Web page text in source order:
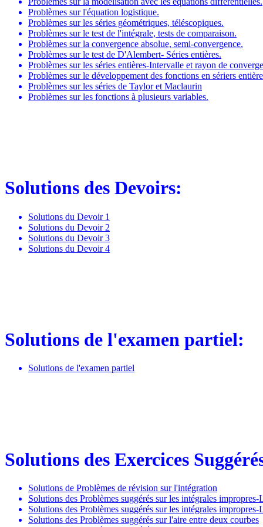
Problèmes sur l'équation logistique.
Problèmes sur les séries géométriques, téléscopiques.
Problèmes sur le test de l'intégrale, tests de comparaison.
Problèmes sur la convergence absolue, semi-convergence.
Problèmes sur le test de D'Alembert- Séries entières.
Problèmes sur les séries entières-Intervalle et rayon de
Problèmes sur le développement des fonctions en sériers
Problèmes sur les séries de Taylor et Maclaurin
Problèmes sur les fonctions à plusieurs variables.
Solutions des Devoirs:
Solutions du Devoir 1
Solutions du Devoir 2
Solutions du Devoir 3
Solutions du Devoir 4
Solutions de l'examen partiel:
Solutions de l'examen partiel
Solutions des Exercices
Solutions de Problèmes de révision sur l'intégration
Solutions des Problèmes suggérés sur les intégrales impropres-
Solutions des Problèmes suggérés sur les intégrales impropres-
Solutions des Problèmes suggérés sur l'aire entre deux courbes